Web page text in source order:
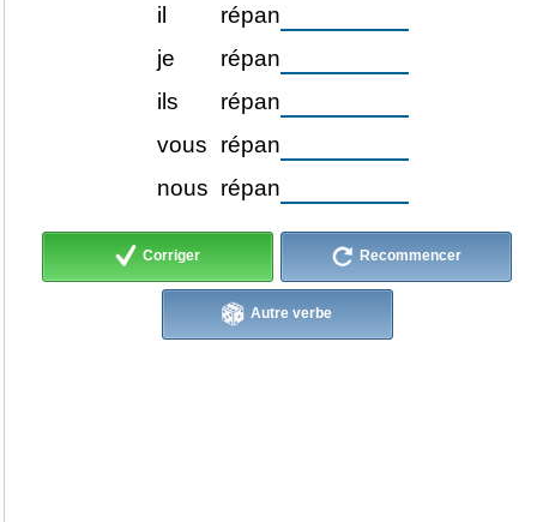
il
répan
je
répan
ils
répan
vous
répan
nous répan
Corriger Recommencer
Autre verbe